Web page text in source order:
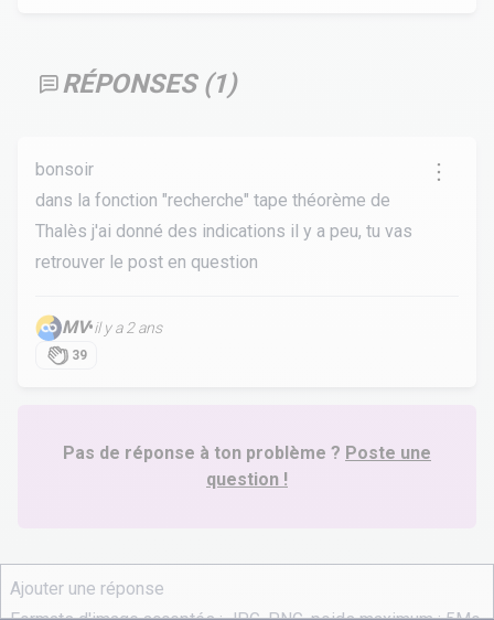
RÉPONSES (1)
bonsoir
dans la fonction "recherche" tape théorème de
Thalès j'ai donné des indications il y a peu, tu vas
retrouver le post en question
MV•il y a 2 ans
39
Pas de réponse à ton problème ? Poste une
question !